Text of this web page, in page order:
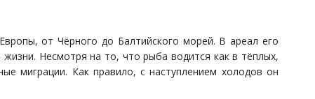
от Чёрного до Балтийского морей. В ареал его
Несмотря на то, что рыба водится как в тёплых,
миграции. Как правило, с наступлением холодов он